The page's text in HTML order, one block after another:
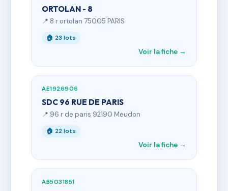
ORTOLAN - 8
📍 8 r ortolan 75005 PARIS
🏠 23 lots
Voir la fiche →
AE1926906
SDC 96 RUE DE PARIS
📍 96 r de paris 92190 Meudon
🏠 22 lots
Voir la fiche →
AB5031851